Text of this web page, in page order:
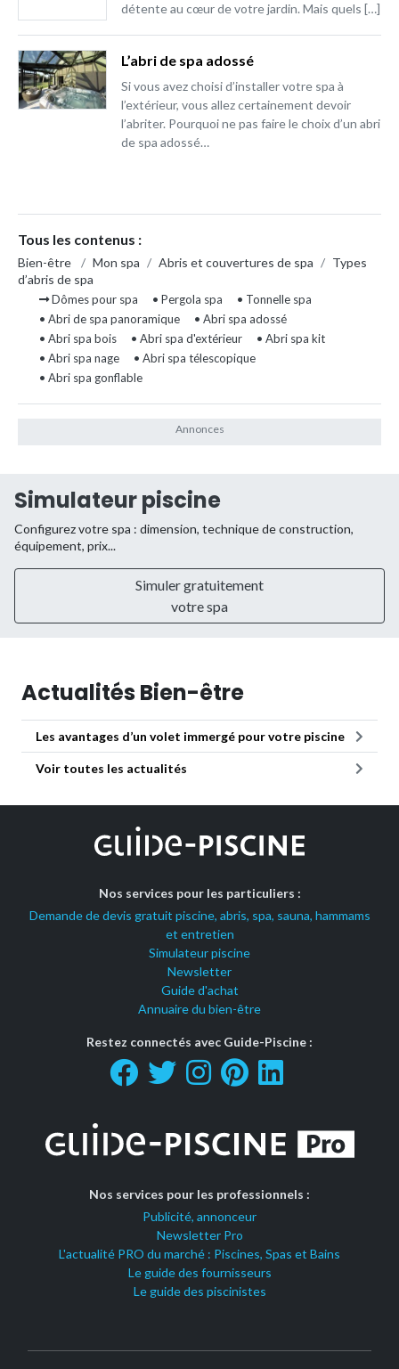
détente au cœur de votre jardin. Mais quels […]
L’abri de spa adossé
Si vous avez choisi d’installer votre spa à
l’extérieur, vous allez certainement devoir
l’abriter. Pourquoi ne pas faire le choix d’un abri
de spa adossé…
Tous les contenus :
Bien-être / Mon spa / Abris et couvertures de spa / Types
d’abris de spa
Dômes pour spa • Pergola spa
• Tonnelle spa
• Abri de spa panoramique
• Abri spa adossé
• Abri spa bois
• Abri spa d'extérieur
• Abri spa kit
• Abri spa nage
• Abri spa télescopique
• Abri spa gonflable
Simulateur piscine
Configurez votre spa : dimension, technique de construction,
équipement, prix...
Simuler gratuitement
votre spa
Actualités Bien-être
Les avantages d’un volet immergé pour votre piscine
Voir toutes les actualités
Nos services pour les particuliers :
Demande de devis gratuit piscine, abris, spa, sauna, hammams
et entretien
Simulateur piscine
Newsletter
Guide d'achat
Annuaire du bien-être
Restez connectés avec Guide-Piscine :
Nos services pour les professionnels :
Publicité, annonceur
Newsletter Pro
L'actualité PRO du marché : Piscines, Spas et Bains
Le guide des fournisseurs
Le guide des piscinistes